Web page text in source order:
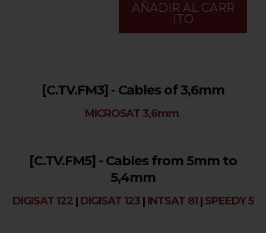
AÑADIR AL CARR
ITO
[C.TV.FM3] - Cables of 3,6mm
MICROSAT 3,6mm
[C.TV.FM5] - Cables from 5mm to
5,4mm
DIGISAT 122 | DIGISAT 123 | INTSAT 81 | SPEEDY 5